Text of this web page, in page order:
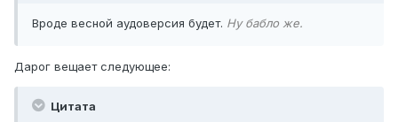
Вроде весной аудоверсия будет. Ну бабло же.
Дарог вещает следующее:
Цитата